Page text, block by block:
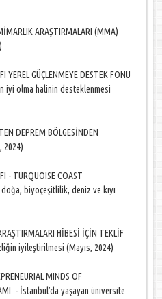
ARAŞTIRMALARI (MMA)
GÜÇLENMEYE DESTEK FONU
iyi olma halinin desteklenmesi
DEPREM BÖLGESİNDEN
2024)
- TURQUOISE COAST
biyoçeşitlilik, deniz ve kıyı
HİBESİ İÇİN TEKLİF
iyileştirilmesi (Mayıs, 2024)
MINDS OF
- İstanbul’da yaşayan üniversite